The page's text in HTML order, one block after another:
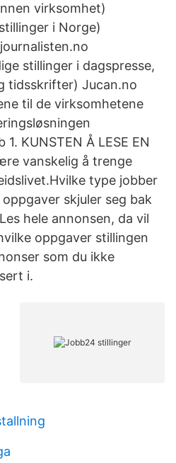
virksomhet)
i Norge)
stillinger i dagspresse,
tidsskrifter) Jucan.no
til de virksomhetene
KUNSTEN Å LESE EN
vanskelig å trenge
type jobber
skjuler seg bak
hele annonsen, da vil
oppgaver stillingen
som du ikke
i.